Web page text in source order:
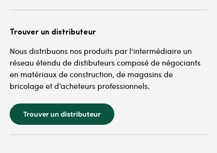
Trouver un distributeur
Nous distribuons nos produits par l'intermédiaire un
réseau étendu de distibuteurs composé de négociants
en matériaux de construction, de magasins de
bricolage et d’acheteurs professionnels.
Trouver un distributeur